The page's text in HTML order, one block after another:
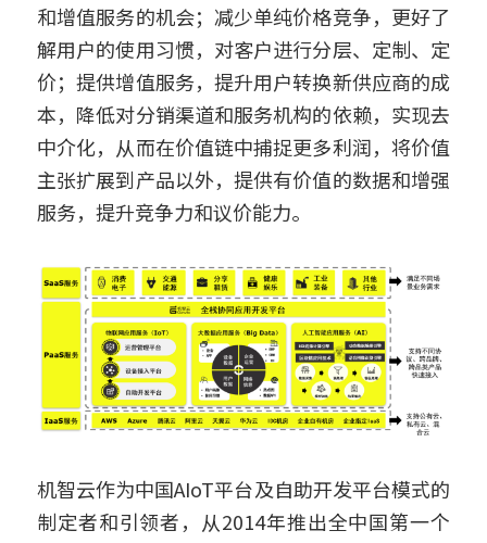
和增值服务的机会；减少单纯价格竞争，更好了
解用户的使用习惯，对客户进行分层、定制、定
价；提供增值服务，提升用户转换新供应商的成
本，降低对分销渠道和服务机构的依赖，实现去
中介化，从而在价值链中捕捉更多利润，将价值
主张扩展到产品以外，提供有价值的数据和增强
服务，提升竞争力和议价能力。
机智云作为中国AIoT平台及自助开发平台模式的
制定者和引领者，从2014年推出全中国第一个